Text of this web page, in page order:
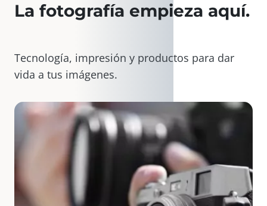
La fotografía empieza aquí.
Tecnología, impresión y productos para dar
vida a tus imágenes.